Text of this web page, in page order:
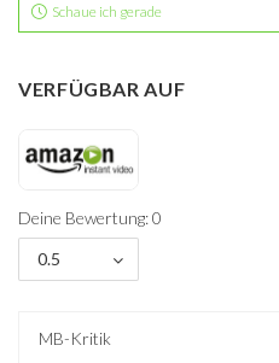
Schaue ich gerade
VERFÜGBAR AUF
Deine Bewertung: 0
0.5
MB-Kritik